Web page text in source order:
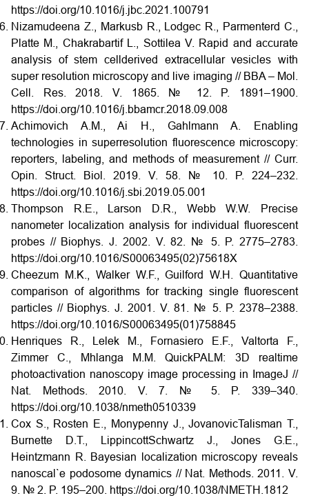
https://doi.org/10.1016/j.jbc.2021.100791
Nizamudeena Z., Markusb R., Lodgec R., Parmenterd C.,
Platte M., Chakrabartif L., Sottilea V. Rapid and accurate
analysis of stem cell­derived extracellular vesicles with
super resolution microscopy and live imaging // BBA – Mol.
Cell. Res. 2018. V. 1865. № 12. P. 1891–1900.
https://doi.org/10.1016/j.bbamcr.2018.09.008
Achimovich A.M., Ai H., Gahlmann A. Enabling
technologies in super­resolution fluorescence microscopy:
reporters, labeling, and methods of measurement // Curr.
Opin. Struct. Biol. 2019. V. 58. № 10. P. 224–232.
https://doi.org/10.1016/j.sbi.2019.05.001
Thompson R.E., Larson D.R., Webb W.W. Precise
nanometer localization analysis for individual fluorescent
probes // Biophys. J. 2002. V. 82. № 5. P. 2775–2783.
https://doi.org/10.1016/S0006­3495(02)75618­X
Cheezum M.K., Walker W.F., Guilford W.H. Quantitative
comparison of algorithms for tracking single fluorescent
particles // Biophys. J. 2001. V. 81. № 5. P. 2378–2388.
https://doi.org/10.1016/S0006­3495(01)75884­5
Henriques R., Lelek M., Fornasiero E.F., Valtorta F.,
Zimmer C., Mhlanga M.M. QuickPALM: 3D real­time
photoactivation nanoscopy image processing in ImageJ //
Nat. Methods. 2010. V. 7. № 5. P. 339–340.
https://doi.org/10.1038/nmeth0510­339
Cox S., Rosten E., Monypenny J., Jovanovic­Talisman T.,
Burnette D.T., Lippincott­Schwartz J., Jones G.E.,
Heintzmann R. Bayesian localization microscopy reveals
nanoscal`e podosome dynamics // Nat. Methods. 2011. V.
9. № 2. P. 195–200. https://doi.org/10.1038/NMETH.1812